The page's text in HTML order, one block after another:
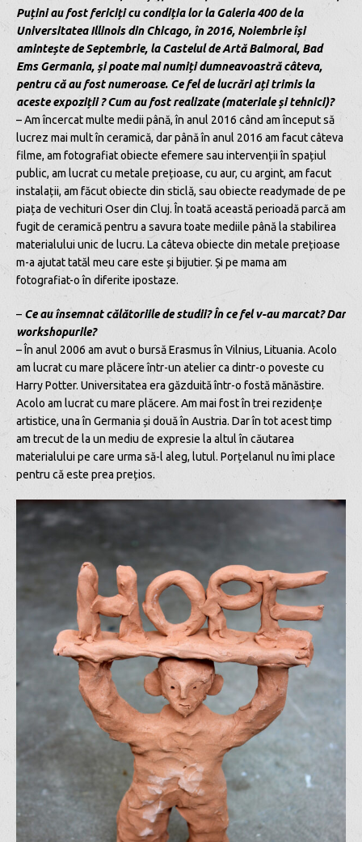
Puțini au fost fericiți cu condiția lor la Galeria 400 de la
Universitatea Illinois din Chicago, în 2016, Noiembrie își
amintește de Septembrie, la Castelul de Artă Balmoral, Bad
Ems Germania, și poate mai numiți dumneavoastră câteva,
pentru că au fost numeroase. Ce fel de lucrări ați trimis la
aceste expoziții ? Cum au fost realizate (materiale și tehnici)?
– Am încercat multe medii până, în anul 2016 când am început să
lucrez mai mult în ceramică, dar până în anul 2016 am facut câteva
filme, am fotografiat obiecte efemere sau intervenții în spațiul
public, am lucrat cu metale prețioase, cu aur, cu argint, am facut
instalații, am făcut obiecte din sticlă, sau obiecte readymade de pe
piața de vechituri Oser din Cluj. În toată această perioadă parcă am
fugit de ceramică pentru a savura toate mediile până la stabilirea
materialului unic de lucru. La câteva obiecte din metale prețioase
m-a ajutat tatăl meu care este și bijutier. Și pe mama am
fotografiat-o în diferite ipostaze.
– Ce au însemnat călătoriile de studii? În ce fel v-au marcat? Dar
workshopurile?
– În anul 2006 am avut o bursă Erasmus în Vilnius, Lituania. Acolo
am lucrat cu mare plăcere într-un atelier ca dintr-o poveste cu
Harry Potter. Universitatea era găzduită într-o fostă mănăstire.
Acolo am lucrat cu mare plăcere. Am mai fost în trei rezidențe
artistice, una în Germania și două în Austria. Dar în tot acest timp
am trecut de la un mediu de expresie la altul în căutarea
materialului pe care urma să-l aleg, lutul. Porțelanul nu îmi place
pentru că este prea prețios.